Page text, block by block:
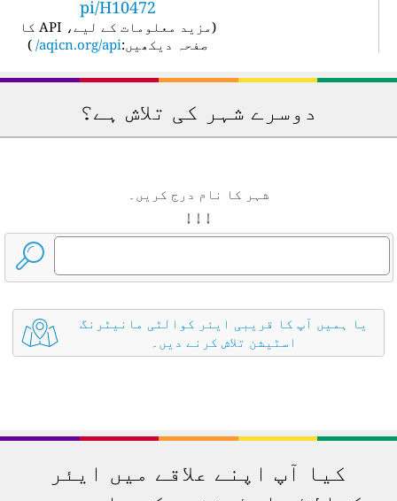
pi/H10472
مزید معلومات کے لیے، API کا
صفحہ دیکھیں:aqicn.org/api/
)
دوسرے شہر کی تلاش ہے؟
شہر کا نام درج کریں۔
↓ ↓ ↓
یا ہمیں آپ کا قریبی ایئر کوالٹی مانیٹرنگ
اسٹیشن تلاش کرنے دیں۔
کیا آپ اپنے علاقے میں ایئر